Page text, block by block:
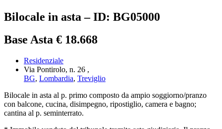
Bilocale in asta – ID: BG05000
Base Asta € 18.668
Residenziale
Via Pontirolo, n. 26 ,
BG, Lombardia, Treviglio
Bilocale in asta al p. primo composto da ampio soggiorno/pranzo
con balcone, cucina, disimpegno, ripostiglio, camera e bagno;
cantina al p. seminterrato.